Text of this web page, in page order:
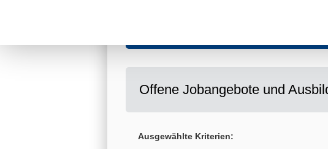
Offene Jobangebote und
Ausgewählte Kriterien: